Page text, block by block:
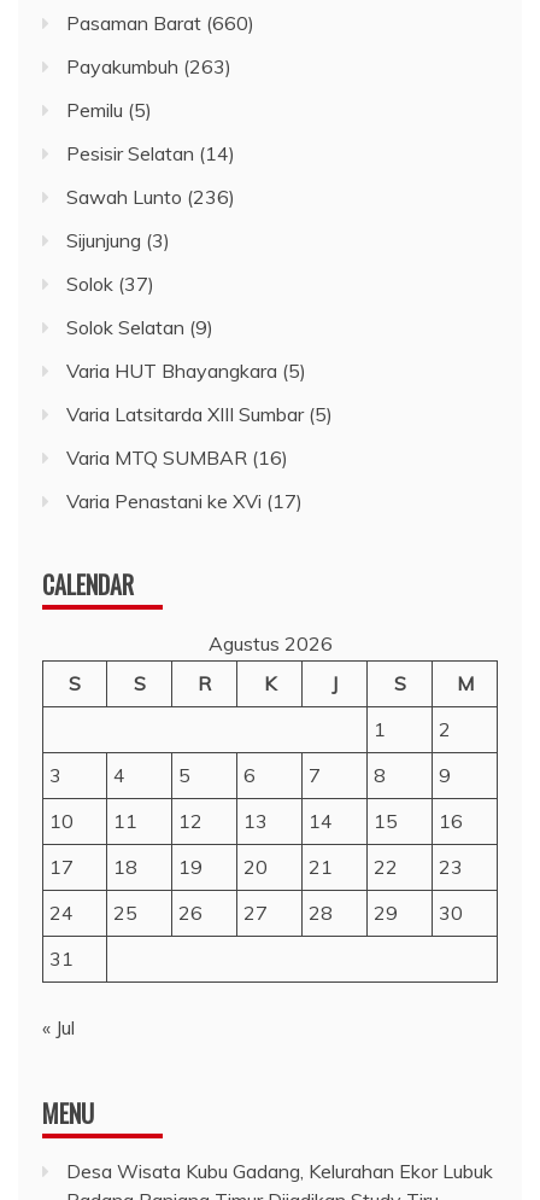
Pasaman Barat (660)
Payakumbuh (263)
Pemilu (5)
Pesisir Selatan (14)
Sawah Lunto (236)
Sijunjung (3)
Solok (37)
Solok Selatan (9)
Varia HUT Bhayangkara (5)
Varia Latsitarda XIII Sumbar(5)
Varia MTQ SUMBAR (16)
Varia Penastani ke XVi (17)
CALENDAR
Agustus 2026
S
S R K J S
M
1
2
3
4 5 6 7 8
9
10
11 12 13 14 15
16
17
18 19 20 21 22
23
24
25 26 27 28 29
30
31
« Jul
MENU
Desa Wisata Kubu Gadang, Kelurahan Ekor Lubuk